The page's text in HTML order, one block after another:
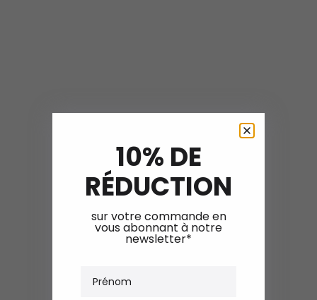
10% DE
RÉDUCTION
sur votre commande en
vous abonnant à notre
newsletter*